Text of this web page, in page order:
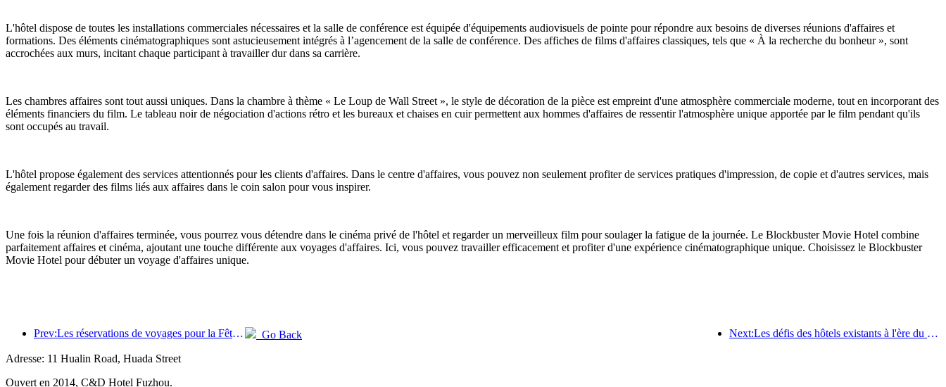
L'hôtel dispose de toutes les installations commerciales nécessaires et la salle de conférence est équipée d'équipements audiovisuels de pointe pour répondre aux besoins de diverses réunions d'affaires et
formations. Des éléments cinématographiques sont astucieusement intégrés à l’agencement de la salle de conférence. Des affiches de films d'affaires classiques, tels que « À la recherche du bonheur », sont
accrochées aux murs, incitant chaque participant à travailler dur dans sa carrière.
Les chambres affaires sont tout aussi uniques. Dans la chambre à thème « Le Loup de Wall Street », le style de décoration de la pièce est empreint d'une atmosphère commerciale moderne, tout en incorporant des
éléments financiers du film. Le tableau noir de négociation d'actions rétro et les bureaux et chaises en cuir permettent aux hommes d'affaires de ressentir l'atmosphère unique apportée par le film pendant qu'ils
sont occupés au travail.
L'hôtel propose également des services attentionnés pour les clients d'affaires. Dans le centre d'affaires, vous pouvez non seulement profiter de services pratiques d'impression, de copie et d'autres services, mais
également regarder des films liés aux affaires dans le coin salon pour vous inspirer.
Une fois la réunion d'affaires terminée, vous pourrez vous détendre dans le cinéma privé de l'hôtel et regarder un merveilleux film pour soulager la fatigue de la journée. Le Blockbuster Movie Hotel combine
parfaitement affaires et cinéma, ajoutant une touche différente aux voyages d'affaires. Ici, vous pouvez travailler efficacement et profiter d'une expérience cinématographique unique. Choisissez le Blockbuster
Movie Hotel pour débuter un voyage d'affaires unique.
Prev:Les réservations de voyages pour la Fête du Printemps sont en plein essor ! 2,3 millions d'entreprises hôtelières pourraient connaître un bon départ Next:Les défis des hôtels existants à l'ère du 2.0 : la mise à niveau est au cœur de la véritable innovation de valeur
Go Back
Adresse: 11 Hualin Road, Huada Street
Ouvert en 2014, C&D Hotel Fuzhou.